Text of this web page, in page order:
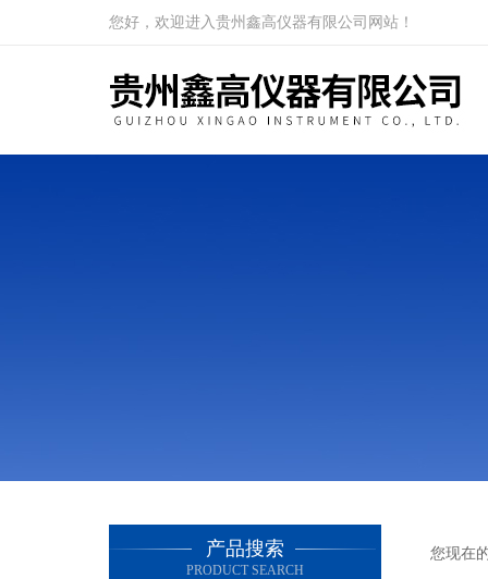
您好，欢迎进入贵州鑫高仪器有限公司网站！
产品搜索
PRODUCT SEARCH
您现在